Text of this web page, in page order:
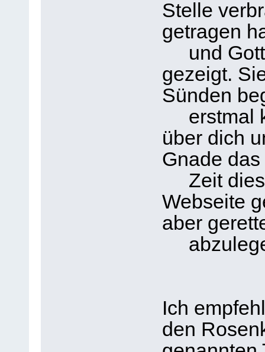
Stelle
getragen
und Gott
gezeigt.
Sünden
erstmal
über dich
Gnade
Zeit
Webseite
aber
Ich
den